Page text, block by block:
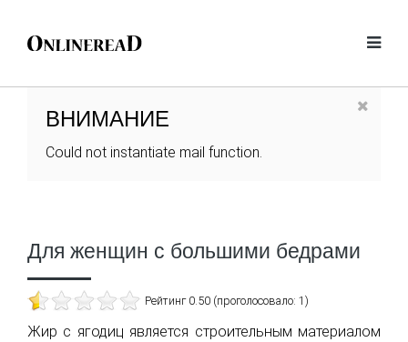
ВНИМАНИЕ
Could not instantiate mail function.
Для женщин с большими бедрами
Рейтинг 0.50 (проголосовало: 1)
Жир с ягодиц является строительным материалом